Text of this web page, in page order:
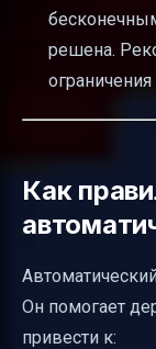
решена.
ограничения
Как
Он помогает
привести к: